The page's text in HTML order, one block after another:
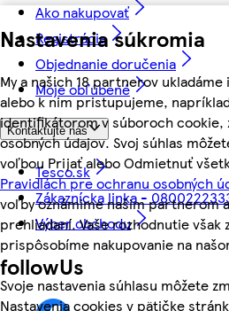
Nastavenia súkromia
My a našich 18 partnerov
alebo k nim pristupujeme,
identifikátorom v súboroch cookie,
osobných údajov. Svoj súhlas
voľbou Prijať alebo Odmietnuť
Pravidlách pre ochranu osobných
voľby oznámime našim partnerom
prehliadaní. Vaše rozhodnutie však
prispôsobíme nakupovanie na
Svoje nastavenia súhlasu môžete
Nastavenia cookies v pätičke
Ako nakupovať
Registrácia
Objednanie doručenia
Moje obľúbené
Kontaktujte nás
Tesco.sk
Zákaznícka linka -
Výber obchodu
followUs